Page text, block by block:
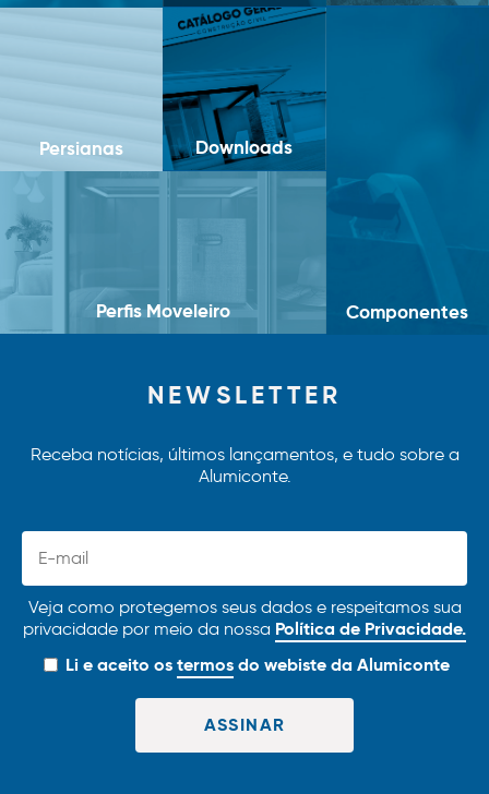
Componentes
Persianas Downloads
Perfis Moveleiro
NEWSLETTER
Receba notícias, últimos lançamentos, e tudo sobre a
Alumiconte.
Veja como protegemos seus dados e respeitamos sua
privacidade por meio da nossa Política de Privacidade.
Li e aceito ostermosdo webiste da Alumiconte